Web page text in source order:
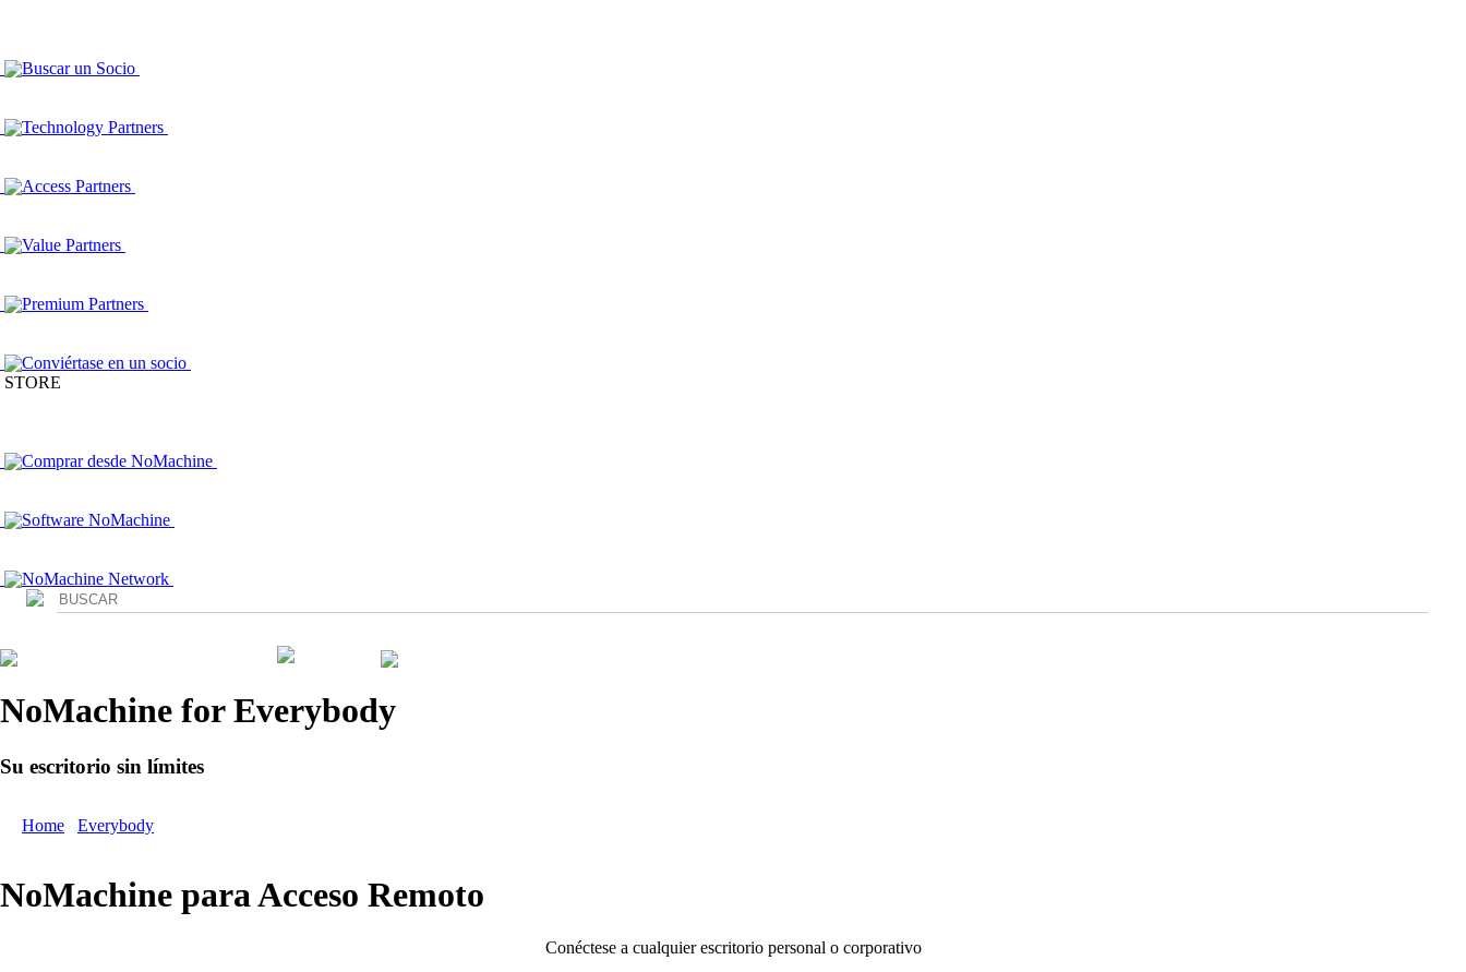
Buscar un Socio
Technology Partners
Access Partners
Value Partners
Premium Partners
Conviértase en un socio
STORE
Comprar desde NoMachine
Software NoMachine
NoMachine Network
NoMachine for Everybody
Su escritorio sin límites
Home Everybody
NoMachine para Acceso Remoto
Conéctese a cualquier escritorio personal o corporativo